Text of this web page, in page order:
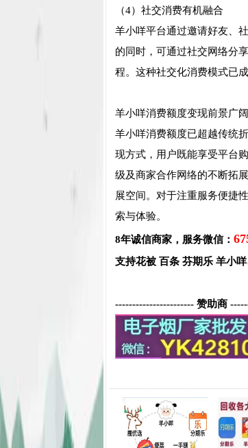
（4）社交消费有机融合
羊小咩平台通过邀请好友、
的同时，可通过社交网络分
程。这种社交化消费模式已
羊小咩消费额度变现前景广阔
羊小咩消费额度已超越传统
现方式，用户既能享受平台
级及商家合作网络的不断拓
展空间。对于注重服务便捷
索与体验。
8年诚信商家，服务微信：
支持花被 百条 芬期乐 羊小
----------------------- 赞助商